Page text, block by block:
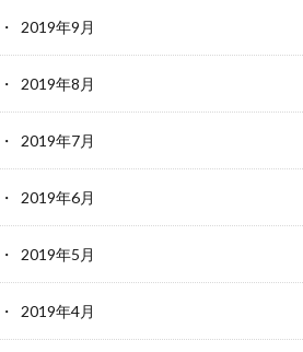
2019年9月
2019年8月
2019年7月
2019年6月
2019年5月
2019年4月